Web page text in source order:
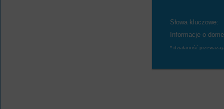
Słowa kluczowe:
Informacje o
* działaność